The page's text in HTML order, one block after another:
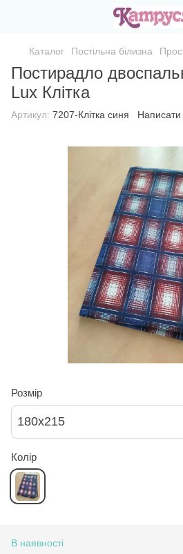
Каталог Постільна білизна
Постирадло
Lux Клітка
Артикул: 7207-Клітка синя Написати
Розмір
180х215
Колір
В наявності